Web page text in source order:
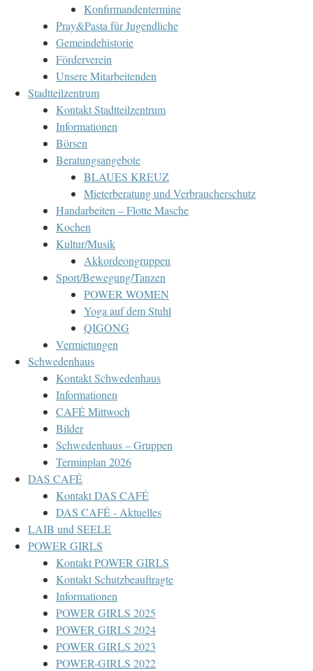
Konfirmandentermine
Pray&Pasta für Jugendliche
Gemeindehistorie
Förderverein
Unsere Mitarbeitenden
Stadtteilzentrum
Kontakt Stadtteilzentrum
Informationen
Börsen
Beratungsangebote
BLAUES KREUZ
Mieterberatung und Verbraucherschutz
Handarbeiten – Flotte Masche
Kochen
Kultur/Musik
Akkordeongruppen
Sport/Bewegung/Tanzen
POWER WOMEN
Yoga auf dem Stuhl
QIGONG
Vermietungen
Schwedenhaus
Kontakt Schwedenhaus
Informationen
CAFÉ Mittwoch
Bilder
Schwedenhaus – Gruppen
Terminplan 2026
DAS CAFÉ
Kontakt DAS CAFÉ
DAS CAFÉ - Aktuelles
LAIB und SEELE
POWER GIRLS
Kontakt POWER GIRLS
Kontakt Schutzbeauftragte
Informationen
POWER GIRLS 2025
POWER GIRLS 2024
POWER GIRLS 2023
POWER-GIRLS 2022